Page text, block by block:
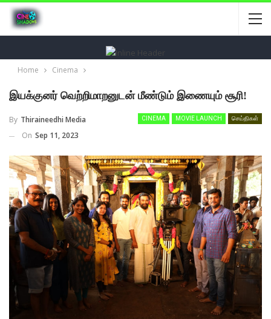
Home Cinema
இயக்குனர் வெற்றிமாறனுடன் மீண்டும் இணையும் சூரி!
CINEMA MOVIE LAUNCH செய்திகள்
By Thiraineedhi Media
On Sep 11, 2023